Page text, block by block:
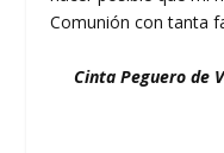
Comunión con tanta
Cinta Peguero de